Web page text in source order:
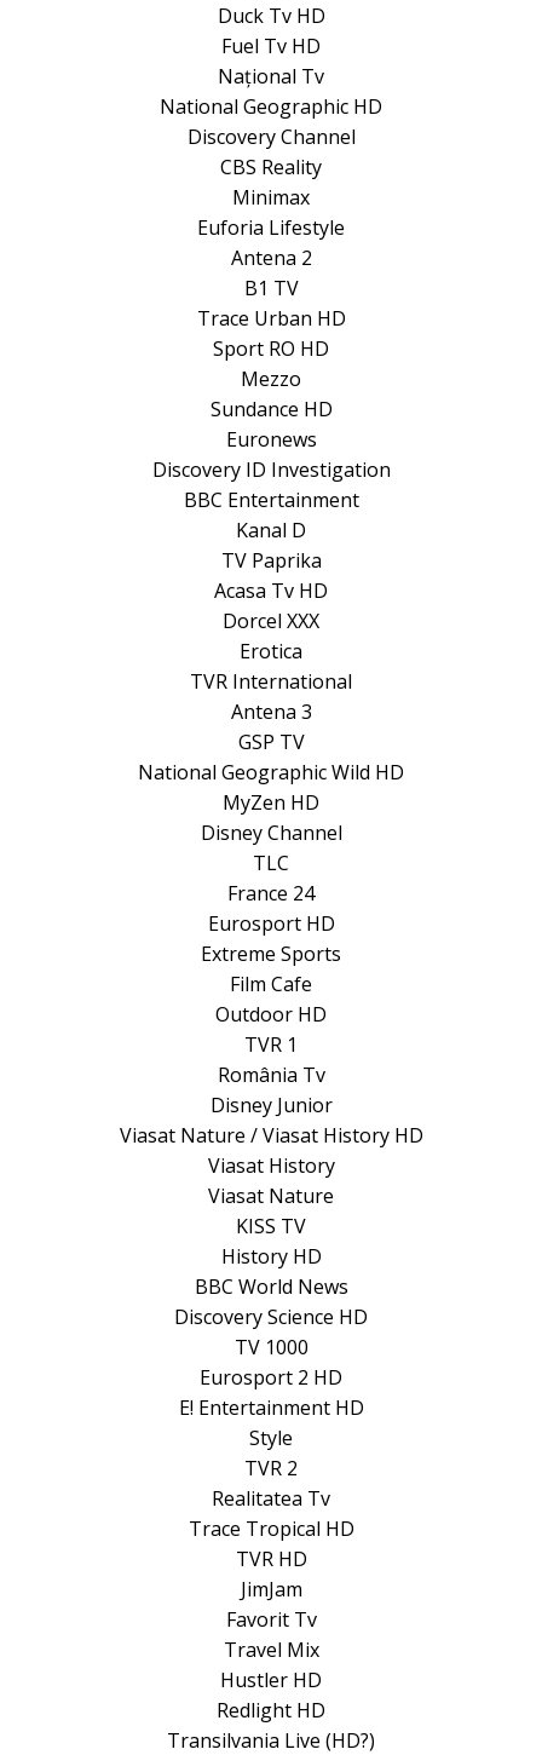
Duck Tv HD
Fuel Tv HD
Național Tv
National Geographic HD
Discovery Channel
CBS Reality
Minimax
Euforia Lifestyle
Antena 2
B1 TV
Trace Urban HD
Sport RO HD
Mezzo
Sundance HD
Euronews
Discovery ID Investigation
BBC Entertainment
Kanal D
TV Paprika
Acasa Tv HD
Dorcel XXX
Erotica
TVR International
Antena 3
GSP TV
National Geographic Wild HD
MyZen HD
Disney Channel
TLC
France 24
Eurosport HD
Extreme Sports
Film Cafe
Outdoor HD
TVR 1
România Tv
Disney Junior
Viasat Nature / Viasat History HD
Viasat History
Viasat Nature
KISS TV
History HD
BBC World News
Discovery Science HD
TV 1000
Eurosport 2 HD
E! Entertainment HD
Style
TVR 2
Realitatea Tv
Trace Tropical HD
TVR HD
JimJam
Favorit Tv
Travel Mix
Hustler HD
Redlight HD
Transilvania Live (HD?)